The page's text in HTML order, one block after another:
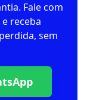
Fale com
receba
sem